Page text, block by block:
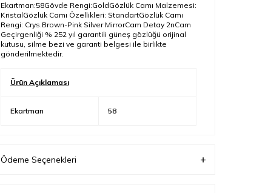
Ekartman:58Gövde Rengi:GoldGözlük Camı Malzemesi:
KristalGözlük Camı Özellikleri: StandartGözlük Camı
Rengi: Crys.Brown-Pink Silver MirrorCam Detay 2nCam
Geçirgenliği % 252 yıl garantili güneş gözlüğü orijinal
kutusu, silme bezi ve garanti belgesi ile birlikte
gönderilmektedir.
Ürün Açıklaması
Ekartman 58
Ödeme Seçenekleri